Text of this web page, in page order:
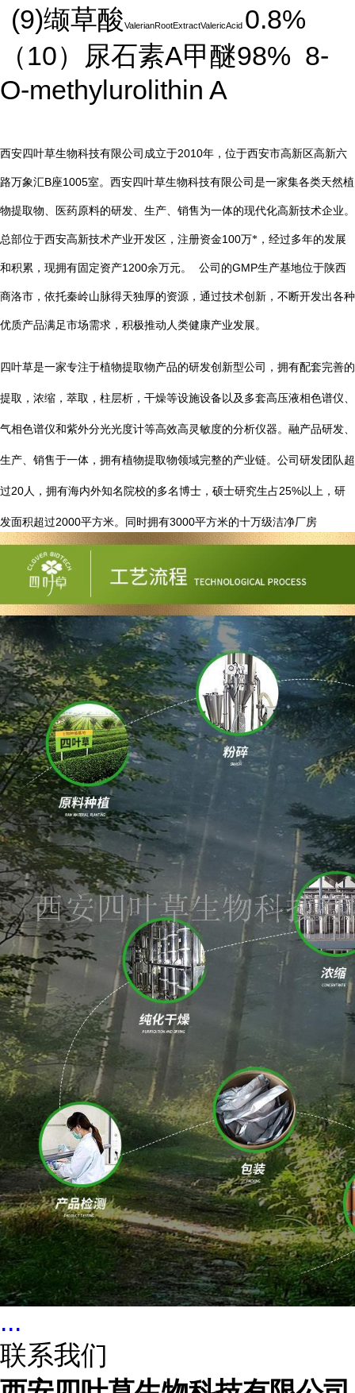
(9)缬草酸ValerianRootExtractValericAcid 0.8%
（10）尿石素A甲醚98% 8-
O-methylurolithin A
西安四叶草生物科技有限公司成立于2010年，位于西安市高新区高新六
路万象汇B座1005室。西安四叶草生物科技有限公司是一家集各类天然植
物提取物、医药原料的研发、生产、销售为一体的现代化高新技术企业。
总部位于西安高新技术产业开发区，注册资金100万*，经过多年的发展
和积累，现拥有固定资产1200余万元。 公司的GMP生产基地位于陕西
商洛市，依托秦岭山脉得天独厚的资源，通过技术创新，不断开发出各种
优质产品满足市场需求，积极推动人类健康产业发展。
四叶草是一家专注于植物提取物产品的研发创新型公司，拥有配套完善的
提取，浓缩，萃取，柱层析，干燥等设施设备以及多套高压液相色谱仪、
气相色谱仪和紫外分光光度计等高效高灵敏度的分析仪器。融产品研发、
生产、销售于一体，拥有植物提取物领域完整的产业链。公司研发团队超
过20 人，拥有海内外知名院校的多名博士，硕士研究生占25%以上，研
发面积超过2000平方米。同时拥有3000平方米的十万级洁净厂房
...
联系我们